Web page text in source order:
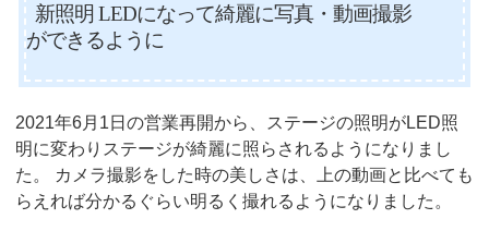
新照明 LEDになって綺麗に写真・動画撮影
ができるように
2021年6月1日の営業再開から、ステージの照明がLED照
明に変わりステージが綺麗に照らされるようになりまし
た。 カメラ撮影をした時の美しさは、上の動画と比べても
らえれば分かるぐらい明るく撮れるようになりました。